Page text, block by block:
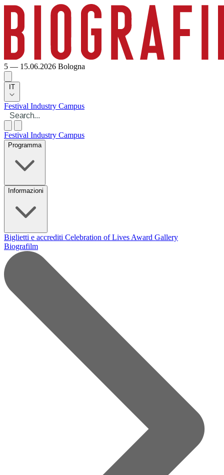
5 — 15.06.2026 Bologna
IT
Festival Industry Campus
Festival Industry Campus
Programma
Informazioni
Biglietti e accrediti Celebration of Lives Award Gallery
Biografilm